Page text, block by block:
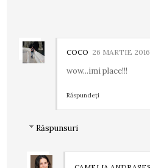
COCO 26 MARTIE
wow...imi place!!!
Răspundeți
Răspunsuri